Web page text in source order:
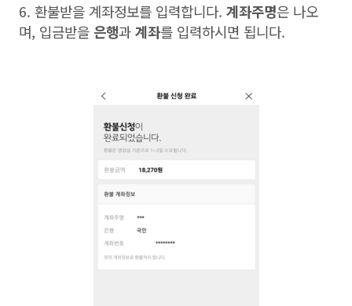
6. 환불받을 계좌정보를 입력합니다. 계좌주명은 나오
며, 입금받을 은행과계좌를 입력하시면 됩니다.